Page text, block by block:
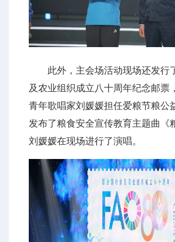
此外，主会场活动现场还发行
及农业组织成立八十周年纪念邮票
青年歌唱家刘媛媛担任爱粮节粮公
发布了粮食安全宣传教育主题曲《
刘媛媛在现场进行了演唱。